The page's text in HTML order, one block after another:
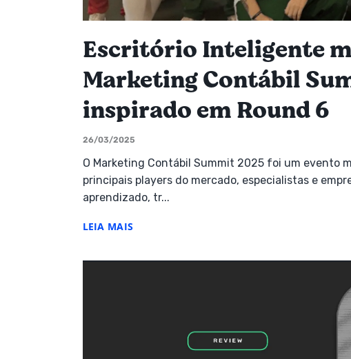
Escritório Inteligente
Marketing Contábil
inspirado em Round 6
26/03/2025
O Marketing Contábil Summit 2025 foi um evento
principais players do mercado, especialistas e
aprendizado, tr...
LEIA MAIS